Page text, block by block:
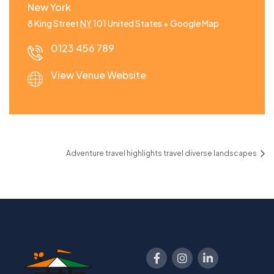
New York
8 King StreetNY101 United States + Google Map
0123 456 789
View Venue Website
Adventure travel highlights travel diverse landscapes